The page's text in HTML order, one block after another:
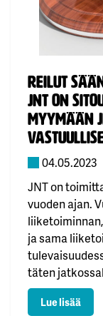
Reilut
JNT on
myymään
Julkaistu:
04.05.2023
JNT on
vuoden ajan.
ja sama
täten
sääntöjä
JNT Kuitua,
Lue lisää: